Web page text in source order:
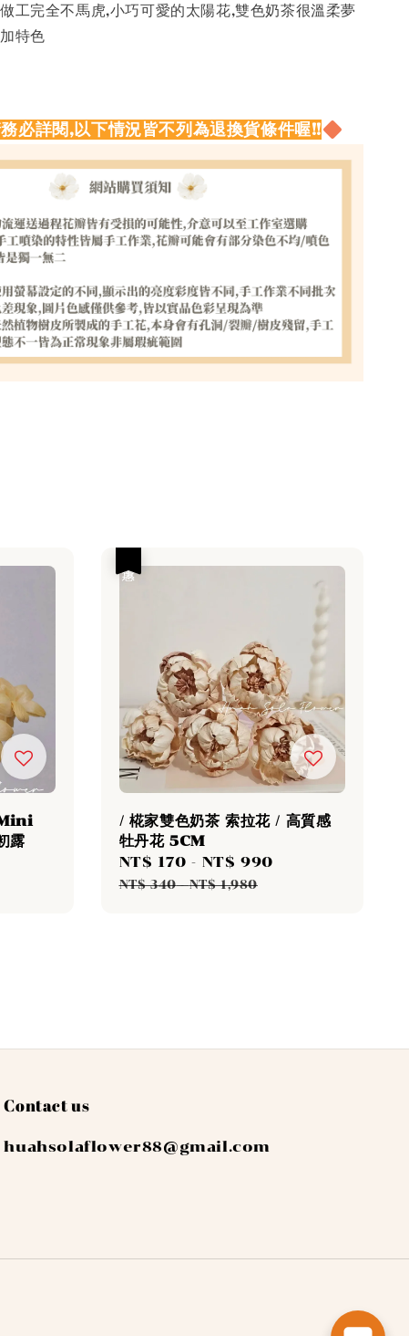
工完全不馬虎,小巧可愛的太陽花,雙色奶茶很溫柔夢
特色
必詳閱,以下情況皆不列為退換貨條件喔!!
露
/ 椛家雙色奶茶 索拉花 / 高質感
牡丹花 5CM
Sale
price
NT$ 170 - NT$ 990
NT$ 340-NT$ 1,980
Contact us
huahsolaflower88@gmail.com